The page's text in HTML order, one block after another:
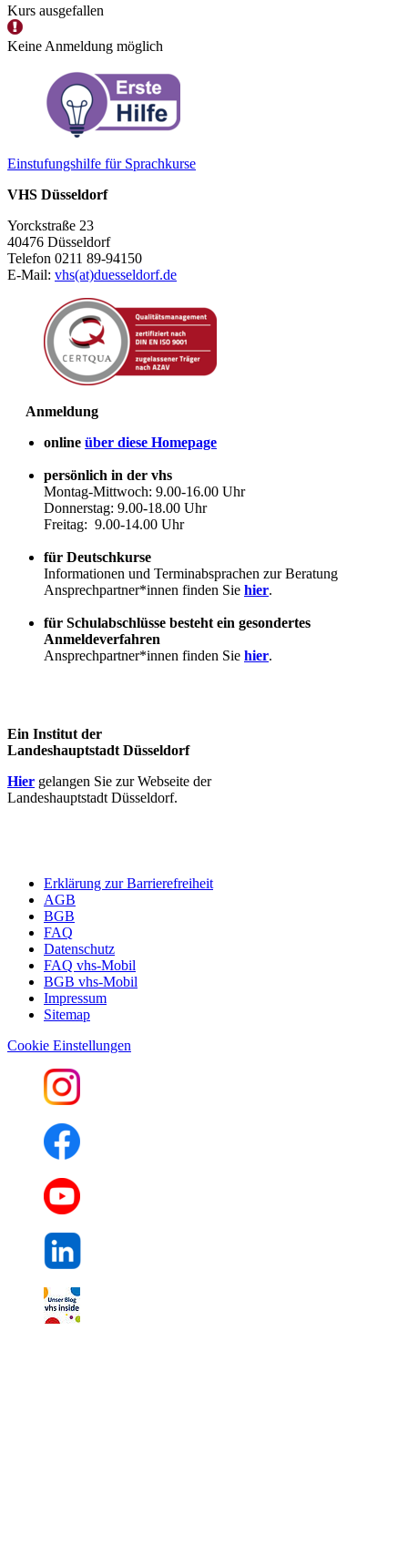
Kurs ausgefallen
Keine Anmeldung möglich
Einstufungshilfe für Sprachkurse
VHS Düsseldorf
Yorckstraße 23
40476 Düsseldorf
Telefon 0211 89-94150
E-Mail: vhs(at)duesseldorf.de
Anmeldung
online über diese Homepage
persönlich in der vhs
Montag-Mittwoch: 9.00-16.00 Uhr
Donnerstag: 9.00-18.00 Uhr
Freitag: 9.00-14.00 Uhr
für Deutschkurse
Informationen und Terminabsprachen zur Beratung
Ansprechpartner*innen finden Sie hier.
für Schulabschlüsse besteht ein gesondertes
Anmeldeverfahren
Ansprechpartner*innen finden Sie hier.
Ein Institut der
Landeshauptstadt Düsseldorf
Hier gelangen Sie zur Webseite der
Landeshauptstadt Düsseldorf.
Erklärung zur Barrierefreiheit
AGB
BGB
FAQ
Datenschutz
FAQ vhs-Mobil
BGB vhs-Mobil
Impressum
Sitemap
Cookie Einstellungen